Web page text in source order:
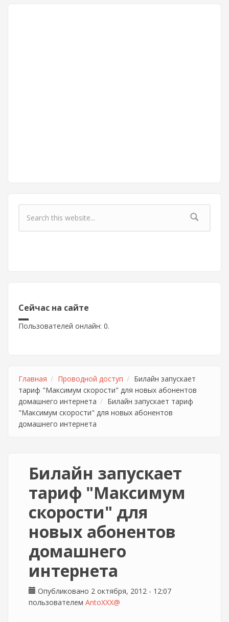
Форма поиска
Сейчас на сайте
Пользователей онлайн: 0.
Главная Проводной доступ
Билайн запускает
тариф "Максимум скорости" для новых абонентов
домашнего интернета
Билайн запускает тариф
"Максимум скорости" для новых абонентов
домашнего интернета
Билайн запускает
тариф "Максимум
скорости" для
новых абонентов
домашнего
интернета
Опубликовано 2 октября, 2012 - 12:07
пользователем AntoXXX@